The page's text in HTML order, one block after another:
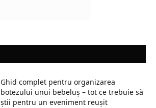
Ghid complet pentru organizarea
botezului unui bebeluș – tot ce trebuie să
știi pentru un eveniment reușit